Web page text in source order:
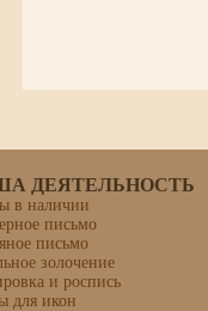
ДЕЯТЕЛЬНОСТЬ
в наличии
письмо
письмо
золочение
и роспись
для икон